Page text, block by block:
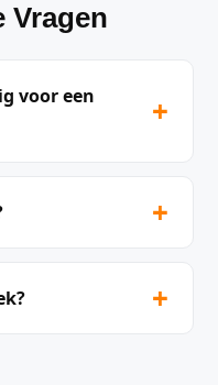
Vragen
voor een
+
+
+